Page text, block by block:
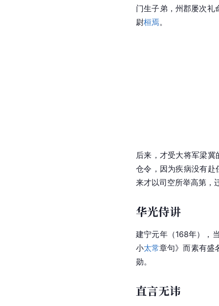
门生子弟，州郡屡次礼
尉桓焉。
后来，才受大将军梁冀
仓令，因为疾病没有赴
来才以司空所举高第，
华光侍讲
建宁元年（168年），
小太常章句》而素有盛
勋。
直言无讳